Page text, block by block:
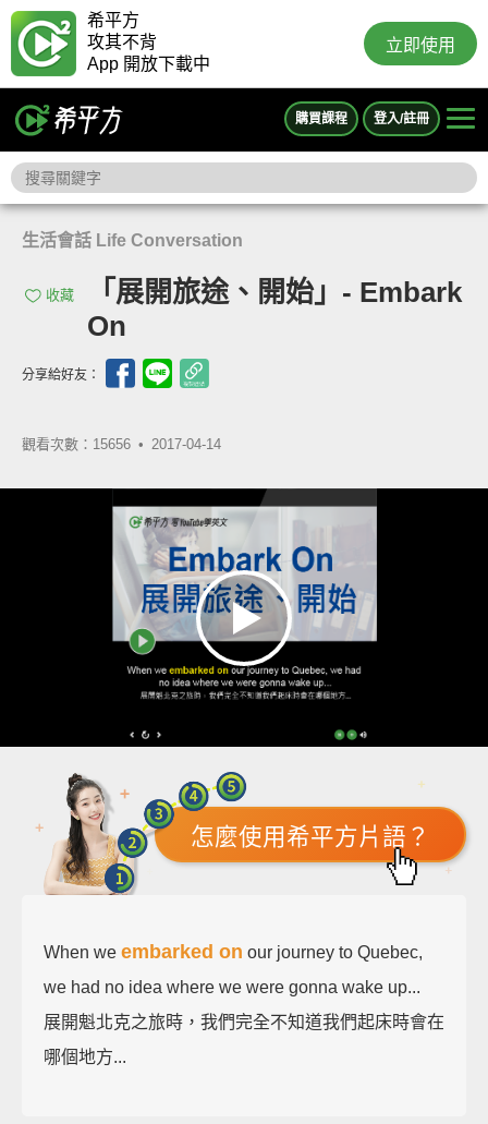
希平方
攻其不背
App 開放下載中
立即使用
購買課程 登入/註冊
生活會話 Life Conversation
收藏
「展開旅途、開始」- Embark
On
分享給好友：
觀看次數：15656 • 2017-04-14
怎麼使用希平方片語？
When we embarked on our journey to Quebec,
we had no idea where we were gonna wake up...
展開魁北克之旅時，我們完全不知道我們起床時會在
哪個地方...